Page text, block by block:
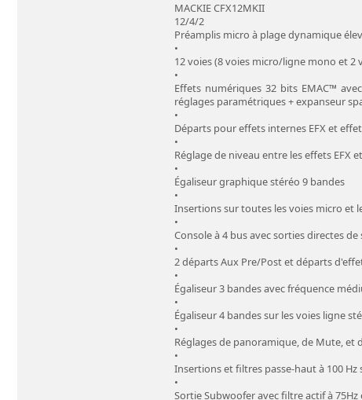
MACKIE CFX12MKII
12/4/2
Préamplis micro à plage dynamique
•
12 voies (8 voies micro/ligne mono et 2
•
Effets numériques 32 bits EMAC™
réglages paramétriques + expanseur
•
Départs pour effets internes EFX et
•
Réglage de niveau entre les effets EFX
•
Égaliseur graphique stéréo 9 bandes
•
Insertions sur toutes les voies micro et
•
Console à 4 bus avec sorties directes
•
2 départs Aux Pre/Post et départs
•
Égaliseur 3 bandes avec fréquence
•
Égaliseur 4 bandes sur les voies ligne
•
Réglages de panoramique, de Mute, et
•
Insertions et filtres passe-haut à 100
•
Sortie Subwoofer avec filtre actif à